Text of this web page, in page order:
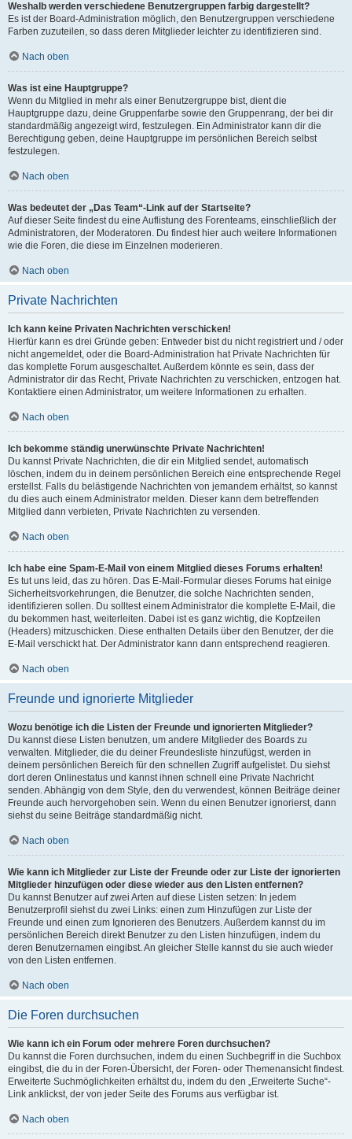
Weshalb werden verschiedene Benutzergruppen farbig dargestellt?
Es ist der Board-Administration möglich, den Benutzergruppen verschiedene
Farben zuzuteilen, so dass deren Mitglieder leichter zu identifizieren sind.
Nach oben
Was ist eine Hauptgruppe?
Wenn du Mitglied in mehr als einer Benutzergruppe bist, dient die
Hauptgruppe dazu, deine Gruppenfarbe sowie den Gruppenrang, der bei dir
standardmäßig angezeigt wird, festzulegen. Ein Administrator kann dir die
Berechtigung geben, deine Hauptgruppe im persönlichen Bereich selbst
festzulegen.
Nach oben
Was bedeutet der „Das Team“-Link auf der Startseite?
Auf dieser Seite findest du eine Auflistung des Forenteams, einschließlich der
Administratoren, der Moderatoren. Du findest hier auch weitere Informationen
wie die Foren, die diese im Einzelnen moderieren.
Nach oben
Private Nachrichten
Ich kann keine Privaten Nachrichten verschicken!
Hierfür kann es drei Gründe geben: Entweder bist du nicht registriert und / oder
nicht angemeldet, oder die Board-Administration hat Private Nachrichten für
das komplette Forum ausgeschaltet. Außerdem könnte es sein, dass der
Administrator dir das Recht, Private Nachrichten zu verschicken, entzogen hat.
Kontaktiere einen Administrator, um weitere Informationen zu erhalten.
Nach oben
Ich bekomme ständig unerwünschte Private Nachrichten!
Du kannst Private Nachrichten, die dir ein Mitglied sendet, automatisch
löschen, indem du in deinem persönlichen Bereich eine entsprechende Regel
erstellst. Falls du belästigende Nachrichten von jemandem erhältst, so kannst
du dies auch einem Administrator melden. Dieser kann dem betreffenden
Mitglied dann verbieten, Private Nachrichten zu versenden.
Nach oben
Ich habe eine Spam-E-Mail von einem Mitglied dieses Forums erhalten!
Es tut uns leid, das zu hören. Das E-Mail-Formular dieses Forums hat einige
Sicherheitsvorkehrungen, die Benutzer, die solche Nachrichten senden,
identifizieren sollen. Du solltest einem Administrator die komplette E-Mail, die
du bekommen hast, weiterleiten. Dabei ist es ganz wichtig, die Kopfzeilen
(Headers) mitzuschicken. Diese enthalten Details über den Benutzer, der die
E-Mail verschickt hat. Der Administrator kann dann entsprechend reagieren.
Nach oben
Freunde und ignorierte Mitglieder
Wozu benötige ich die Listen der Freunde und ignorierten Mitglieder?
Du kannst diese Listen benutzen, um andere Mitglieder des Boards zu
verwalten. Mitglieder, die du deiner Freundesliste hinzufügst, werden in
deinem persönlichen Bereich für den schnellen Zugriff aufgelistet. Du siehst
dort deren Onlinestatus und kannst ihnen schnell eine Private Nachricht
senden. Abhängig von dem Style, den du verwendest, können Beiträge deiner
Freunde auch hervorgehoben sein. Wenn du einen Benutzer ignorierst, dann
siehst du seine Beiträge standardmäßig nicht.
Nach oben
Wie kann ich Mitglieder zur Liste der Freunde oder zur Liste der ignorierten
Mitglieder hinzufügen oder diese wieder aus den Listen entfernen?
Du kannst Benutzer auf zwei Arten auf diese Listen setzen: In jedem
Benutzerprofil siehst du zwei Links: einen zum Hinzufügen zur Liste der
Freunde und einen zum Ignorieren des Benutzers. Außerdem kannst du im
persönlichen Bereich direkt Benutzer zu den Listen hinzufügen, indem du
deren Benutzernamen eingibst. An gleicher Stelle kannst du sie auch wieder
von den Listen entfernen.
Nach oben
Die Foren durchsuchen
Wie kann ich ein Forum oder mehrere Foren durchsuchen?
Du kannst die Foren durchsuchen, indem du einen Suchbegriff in die Suchbox
eingibst, die du in der Foren-Übersicht, der Foren- oder Themenansicht findest.
Erweiterte Suchmöglichkeiten erhältst du, indem du den „Erweiterte Suche“-
Link anklickst, der von jeder Seite des Forums aus verfügbar ist.
Nach oben